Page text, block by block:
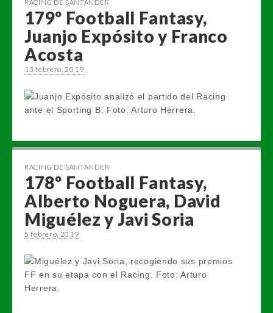
RACING DE SANTANDER
179º Football Fantasy,
Juanjo Expósito y Franco
Acosta
13 febrero, 2019
RACING DE SANTANDER
178º Football Fantasy,
Alberto Noguera, David
Miguélez y Javi Soria
5 febrero, 2019